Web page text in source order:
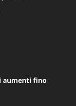
aumenti fino